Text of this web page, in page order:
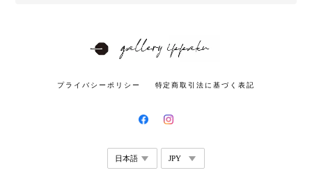
プライバシーポリシー 特定商取引法に基づく表記